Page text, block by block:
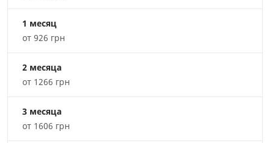
1 месяц
от 926 грн
2 месяца
от 1266 грн
3 месяца
от 1606 грн